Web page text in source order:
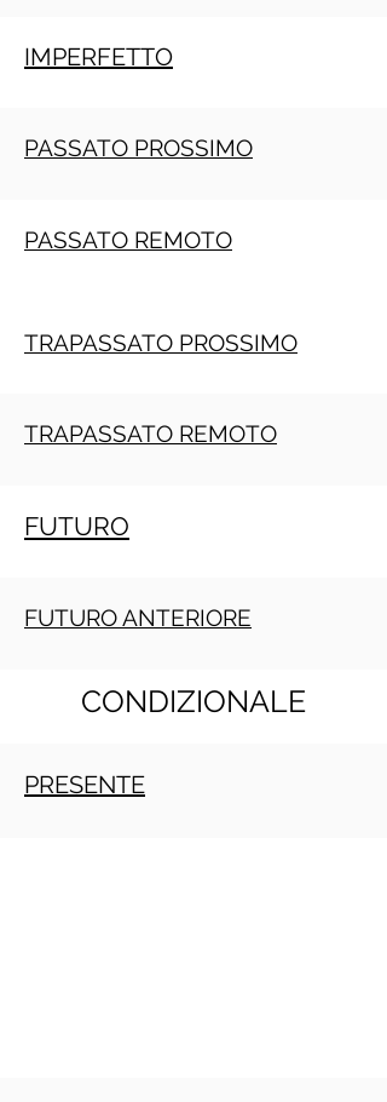
IMPERFETTO
PASSATO PROSSIMO
PASSATO REMOTO
TRAPASSATO PROSSIMO
TRAPASSATO REMOTO
FUTURO
FUTURO ANTERIORE
CONDIZIONALE
PRESENTE